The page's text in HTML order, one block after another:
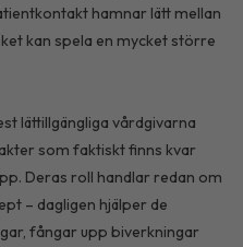
hamnar lätt mellan
kan spela en mycket större
lättillgängliga vårdgivarna
som faktiskt finns kvar
Deras roll handlar redan om
– dagligen hjälper de
fångar upp biverkningar